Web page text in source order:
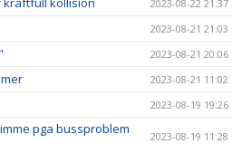
2023-08-22 21:37
2023-08-21 21:03
2023-08-21 20:06
2023-08-21 11:02
2023-08-19 19:26
pga bussproblem
2023-08-19 11:28